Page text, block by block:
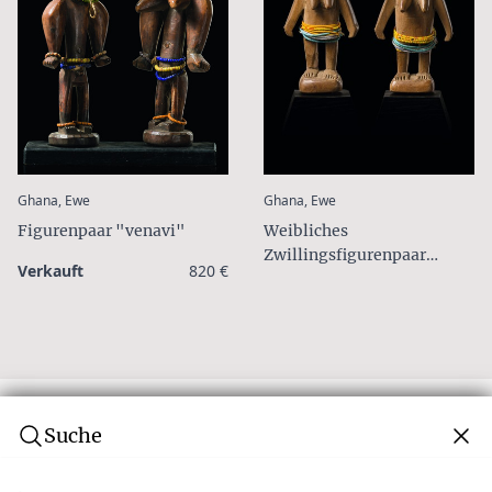
Ghana, Ewe:
Figurenpaar "venavi"
Verkauft 820 €
Ghana, Ewe:
Weibliches
Zwillingsfigurenpaar
Suche